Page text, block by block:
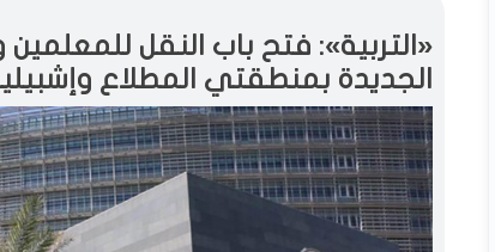
«التربية»: فتح باب النقل للمعلمين
الجديدة بمنطقتي المطلاع